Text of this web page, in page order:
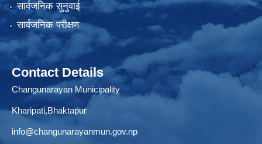
सार्वजनिक सुनुवाई
सार्वजनिक परीक्षण
Contact Details
Changunarayan Municipality
Kharipati,Bhaktapur
info@changunarayanmun.gov.np